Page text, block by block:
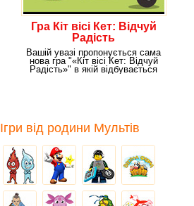
Гра Кіт вісі Кет: Відчуй
Радість
Вашій увазі пропонується сама
нова гра "«Кіт вісі Кет: Відчуй
Радість»" в якій відбувається
Ігри від родини Мультів